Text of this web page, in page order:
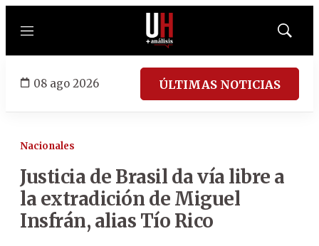
Menú
Mostrar
08 ago 2026 ÚLTIMAS NOTICIAS
Nacionales
Justicia de Brasil da vía libre a
la extradición de Miguel
Insfrán, alias Tío Rico